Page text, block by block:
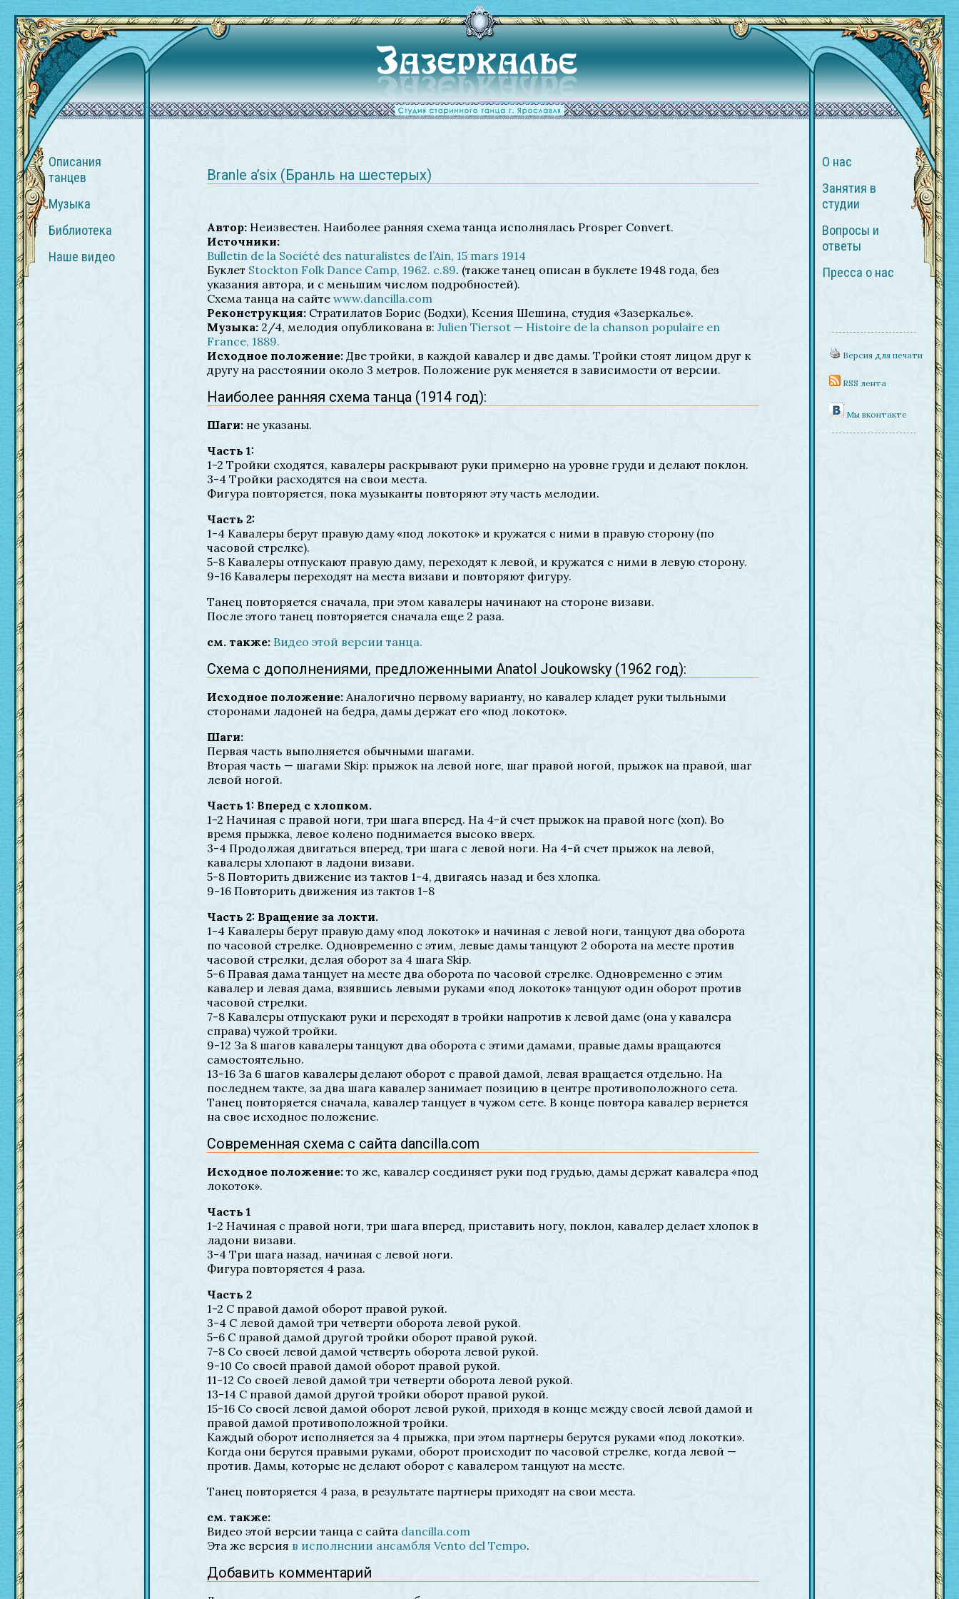
Описания
танцев
Музыка
Библиотека
Наше видео
Branle a’six (Бранль на шестерых)
Автор: Неизвестен. Наиболее ранняя схема танца исполнялась Prosper Convert.
Источники:
Bulletin de la Société des naturalistes de l’Ain, 15 mars 1914
Буклет Stockton Folk Dance Camp, 1962. с.89. (также танец описан в буклете 1948 года, без
указания автора, и с меньшим числом подробностей).
Схема танца на сайте www.dancilla.com
Реконструкция: Стратилатов Борис (Бодхи), Ксения Шешина, студия «Зазеркалье».
Музыка: 2/4, мелодия опубликована в: Julien Tiersot — Histoire de la chanson populaire en
France, 1889.
Исходное положение: Две тройки, в каждой кавалер и две дамы. Тройки стоят лицом друг к
другу на расстоянии около 3 метров. Положение рук меняется в зависимости от версии.
Наиболее ранняя схема танца (1914 год):
Шаги: не указаны.
Часть 1:
1-2 Тройки сходятся, кавалеры раскрывают руки примерно на уровне груди и делают поклон.
3-4 Тройки расходятся на свои места.
Фигура повторяется, пока музыканты повторяют эту часть мелодии.
Часть 2:
1-4 Кавалеры берут правую даму «под локоток» и кружатся с ними в правую сторону (по
часовой стрелке).
5-8 Кавалеры отпускают правую даму, переходят к левой, и кружатся с ними в левую сторону.
9-16 Кавалеры переходят на места визави и повторяют фигуру.
Танец повторяется сначала, при этом кавалеры начинают на стороне визави.
После этого танец повторяется сначала еще 2 раза.
см. также: Видео этой версии танца.
Схема с дополнениями, предложенными Anatol Joukowsky (1962 год):
Исходное положение: Аналогично первому варианту, но кавалер кладет руки тыльными
сторонами ладоней на бедра, дамы держат его «под локоток».
Шаги:
Первая часть выполняется обычными шагами.
Вторая часть — шагами Skip: прыжок на левой ноге, шаг правой ногой, прыжок на правой, шаг
левой ногой.
Часть 1: Вперед с хлопком.
1-2 Начиная с правой ноги, три шага вперед. На 4-й счет прыжок на правой ноге (хоп). Во
время прыжка, левое колено поднимается высоко вверх.
3-4 Продолжая двигаться вперед, три шага с левой ноги. На 4-й счет прыжок на левой,
кавалеры хлопают в ладони визави.
5-8 Повторить движение из тактов 1-4, двигаясь назад и без хлопка.
9-16 Повторить движения из тактов 1-8
Часть 2: Вращение за локти.
1-4 Кавалеры берут правую даму «под локоток» и начиная с левой ноги, танцуют два оборота
по часовой стрелке. Одновременно с этим, левые дамы танцуют 2 оборота на месте против
часовой стрелки, делая оборот за 4 шага Skip.
5-6 Правая дама танцует на месте два оборота по часовой стрелке. Одновременно с этим
кавалер и левая дама, взявшись левыми руками «под локоток» танцуют один оборот против
часовой стрелки.
7-8 Кавалеры отпускают руки и переходят в тройки напротив к левой даме (она у кавалера
справа) чужой тройки.
9-12 За 8 шагов кавалеры танцуют два оборота с этими дамами, правые дамы вращаются
самостоятельно.
13-16 За 6 шагов кавалеры делают оборот с правой дамой, левая вращается отдельно. На
последнем такте, за два шага кавалер занимает позицию в центре противоположного сета.
Танец повторяется сначала, кавалер танцует в чужом сете. В конце повтора кавалер вернется
на свое исходное положение.
Современная схема с сайта dancilla.com
Исходное положение: то же, кавалер соединяет руки под грудью, дамы держат кавалера «под
локоток».
Часть 1
1-2 Начиная с правой ноги, три шага вперед, приставить ногу, поклон, кавалер делает хлопок в
ладони визави.
3-4 Три шага назад, начиная с левой ноги.
Фигура повторяется 4 раза.
Часть 2
1-2 С правой дамой оборот правой рукой.
3-4 С левой дамой три четверти оборота левой рукой.
5-6 С правой дамой другой тройки оборот правой рукой.
7-8 Со своей левой дамой четверть оборота левой рукой.
9-10 Со своей правой дамой оборот правой рукой.
11-12 Со своей левой дамой три четверти оборота левой рукой.
13-14 С правой дамой другой тройки оборот правой рукой.
15-16 Со своей левой дамой оборот левой рукой, приходя в конце между своей левой дамой и
правой дамой противоположной тройки.
Каждый оборот исполняется за 4 прыжка, при этом партнеры берутся руками «под локотки».
Когда они берутся правыми руками, оборот происходит по часовой стрелке, когда левой —
против. Дамы, которые не делают оборот с кавалером танцуют на месте.
Танец повторяется 4 раза, в результате партнеры приходят на свои места.
см. также:
Видео этой версии танца с сайта dancilla.com
Эта же версия в исполнении ансамбля Vento del Tempo.
Добавить комментарий
О нас
Занятия в
студии
Вопросы и
ответы
Пресса о нас
Версия для печати
RSS лента
Мы вконтакте